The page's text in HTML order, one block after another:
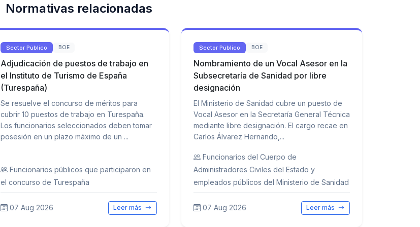
Normativas relacionadas
Sector Público BOE
Adjudicación de puestos de trabajo en
el Instituto de Turismo de España
(Turespaña)
Se resuelve el concurso de méritos para
cubrir 10 puestos de trabajo en Turespaña.
Los funcionarios seleccionados deben tomar
posesión en un plazo máximo de un ...
Funcionarios públicos que participaron en
el concurso de Turespaña
07 Aug 2026 Leer más
Sector Público BOE
Nombramiento de un Vocal Asesor en la
Subsecretaría de Sanidad por libre
designación
El Ministerio de Sanidad cubre un puesto de
Vocal Asesor en la Secretaría General Técnica
mediante libre designación. El cargo recae en
Carlos Álvarez Hernando,...
Funcionarios del Cuerpo de
Administradores Civiles del Estado y
empleados públicos del Ministerio de Sanidad
07 Aug 2026 Leer más